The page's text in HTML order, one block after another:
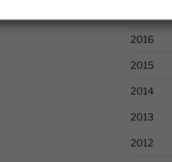
stockholmarna
2016
2015
2014
2013
2012